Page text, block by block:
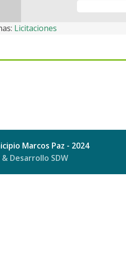
Licitaciones
Marcos Paz - 2024
Desarrollo SDW